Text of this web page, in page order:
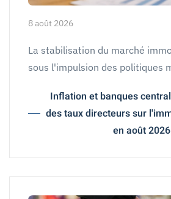
8 août 2026
La stabilisation du marché
sous l'impulsion des politiques
Inflation et banques
des taux directeurs sur
en août